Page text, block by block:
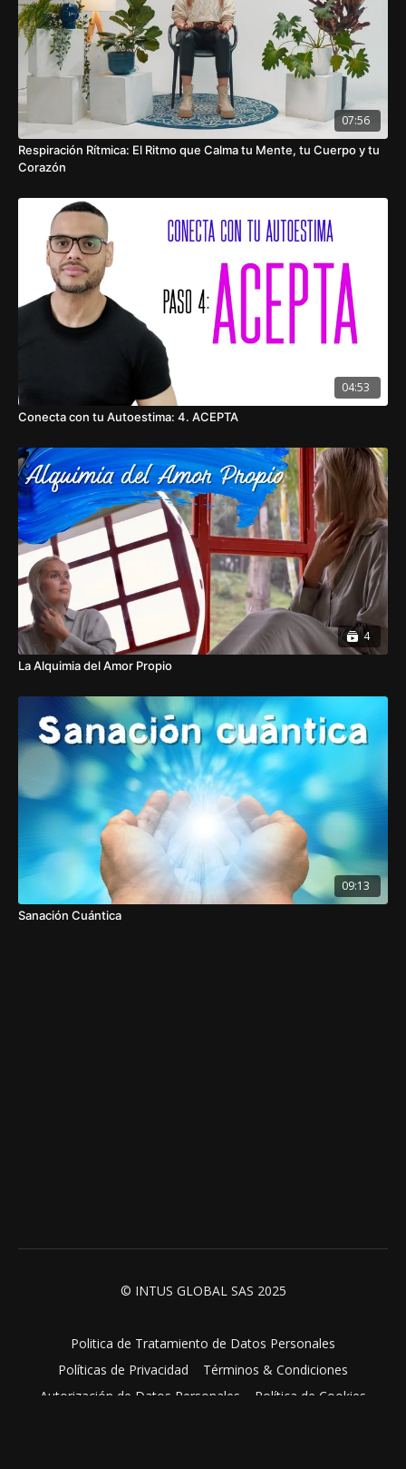
07:56
Respiración Rítmica: El Ritmo que Calma tu Mente, tu Cuerpo y tu
Corazón
04:53
Conecta con tu Autoestima: 4. ACEPTA
4
La Alquimia del Amor Propio
09:13
Sanación Cuántica
© INTUS GLOBAL SAS 2025
Politica de Tratamiento de Datos Personales
Políticas de Privacidad
Términos & Condiciones
Autorización de Datos Personales
Política de Cookies